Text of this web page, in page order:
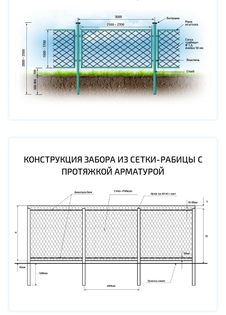
КОНСТРУКЦИЯ ЗАБОРА ИЗ СЕТКИ-РАБИЦЫ С
ПРОТЯЖКОЙ АРМАТУРОЙ